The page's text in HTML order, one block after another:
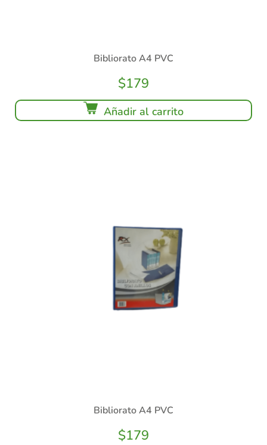
Bibliorato A4 PVC
$179
Añadir al carrito
Bibliorato A4 PVC
$179